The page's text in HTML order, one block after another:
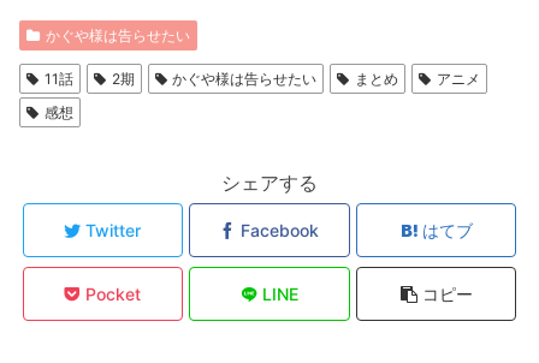
かぐや様は告らせたい
11話 2期 かぐや様は告らせたい まとめ
アニメ
感想
シェアする
Twitter Facebook はてブ
Pocket LINE コピー